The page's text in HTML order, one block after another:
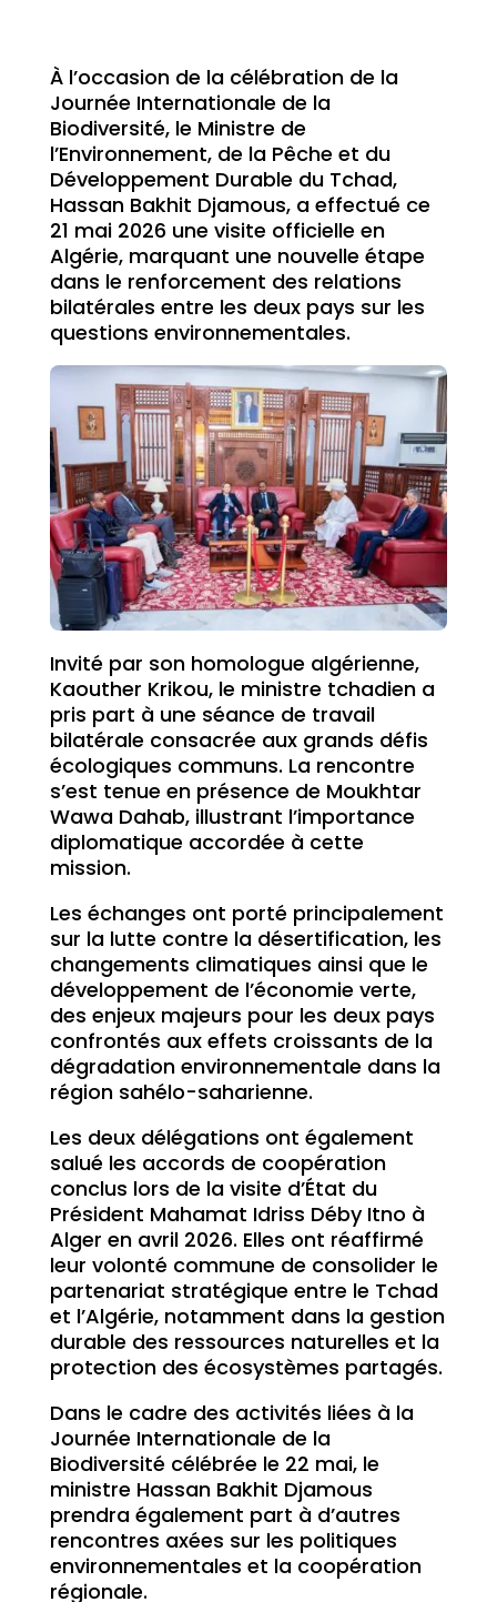
À l’occasion de la célébration de la
Journée Internationale de la
Biodiversité, le Ministre de
l’Environnement, de la Pêche et du
Développement Durable du Tchad,
Hassan Bakhit Djamous, a effectué ce
21 mai 2026 une visite officielle en
Algérie, marquant une nouvelle étape
dans le renforcement des relations
bilatérales entre les deux pays sur les
questions environnementales.
Invité par son homologue algérienne,
Kaouther Krikou, le ministre tchadien a
pris part à une séance de travail
bilatérale consacrée aux grands défis
écologiques communs. La rencontre
s’est tenue en présence de Moukhtar
Wawa Dahab, illustrant l’importance
diplomatique accordée à cette
mission.
Les échanges ont porté principalement
sur la lutte contre la désertification, les
changements climatiques ainsi que le
développement de l’économie verte,
des enjeux majeurs pour les deux pays
confrontés aux effets croissants de la
dégradation environnementale dans la
région sahélo-saharienne.
Les deux délégations ont également
salué les accords de coopération
conclus lors de la visite d’État du
Président Mahamat Idriss Déby Itno à
Alger en avril 2026. Elles ont réaffirmé
leur volonté commune de consolider le
partenariat stratégique entre le Tchad
et l’Algérie, notamment dans la gestion
durable des ressources naturelles et la
protection des écosystèmes partagés.
Dans le cadre des activités liées à la
Journée Internationale de la
Biodiversité célébrée le 22 mai, le
ministre Hassan Bakhit Djamous
prendra également part à d’autres
rencontres axées sur les politiques
environnementales et la coopération
régionale.